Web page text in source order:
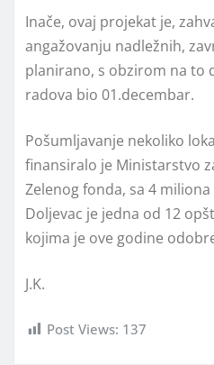
Inače, ovaj projekat je,
angažovanju nadležnih,
planirano, s obzirom na to
radova bio 01.decembar.
Pošumljavanje nekoliko
finansiralo je Ministarstvo
Zelenog fonda, sa 4
Doljevac je jedna od 12
kojima je ove godine
J.K.
Post Views: 137